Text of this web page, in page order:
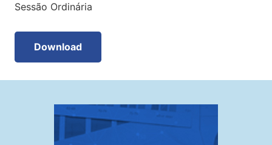
Sessão Ordinária
Download